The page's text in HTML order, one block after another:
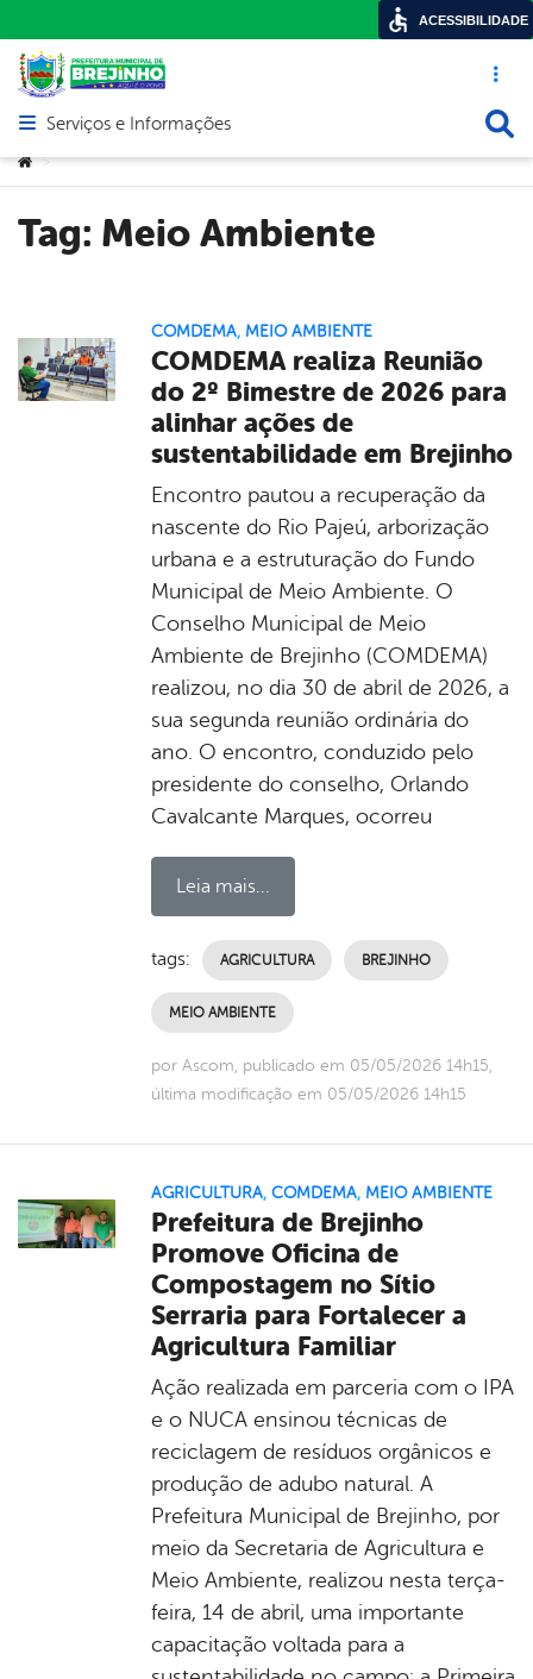
Acesso
Abrir menu principal de navegação
Serviços e Informações
Você está aqui:
>
Tag: Meio Ambiente
COMDEMA, MEIO AMBIENTE
COMDEMA realiza Reunião
do 2º Bimestre de 2026 para
alinhar ações de
sustentabilidade em Brejinho
Encontro pautou a recuperação da
nascente do Rio Pajeú, arborização
urbana e a estruturação do Fundo
Municipal de Meio Ambiente. O
Conselho Municipal de Meio
Ambiente de Brejinho (COMDEMA)
realizou, no dia 30 de abril de 2026, a
sua segunda reunião ordinária do
ano. O encontro, conduzido pelo
presidente do conselho, Orlando
Cavalcante Marques, ocorreu
Leia mais...
tags: AGRICULTURA BREJINHO
MEIO AMBIENTE
por Ascom, publicado em 05/05/2026 14h15,
última modificação em 05/05/2026 14h15
AGRICULTURA, COMDEMA, MEIO AMBIENTE
Prefeitura de Brejinho
Promove Oficina de
Compostagem no Sítio
Serraria para Fortalecer a
Agricultura Familiar
Ação realizada em parceria com o IPA
e o NUCA ensinou técnicas de
reciclagem de resíduos orgânicos e
produção de adubo natural. A
Prefeitura Municipal de Brejinho, por
meio da Secretaria de Agricultura e
Meio Ambiente, realizou nesta terça-
feira, 14 de abril, uma importante
capacitação voltada para a
ACESSIBILIDADE